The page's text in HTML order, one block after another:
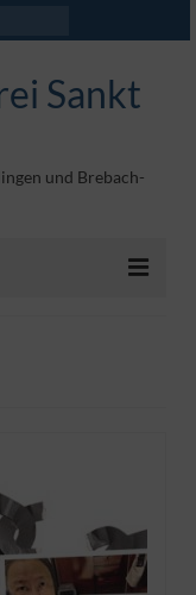
Sankt
und Brebach-